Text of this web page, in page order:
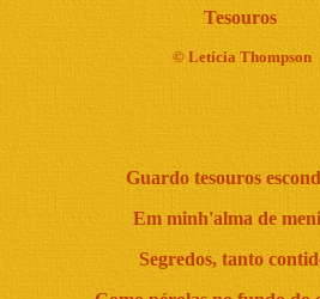
Tesouros
©Letícia Thompson
Guardo tesouros
Em minh'alma de
Segredos, tanto